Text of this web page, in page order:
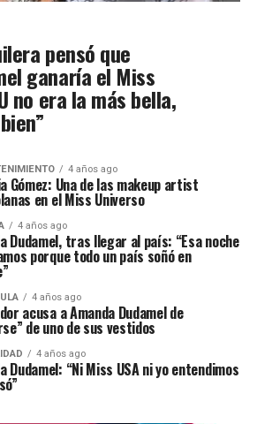
pensó que
ganaría el Miss
no era la más bella,
4 años ago
Gómez: Una de las makeup artist
en el Miss Universo
4 años ago
Dudamel, tras llegar al país: “Esa noche
porque todo un país soñó en
4 años ago
acusa a Amanda Dudamel de
de uno de sus vestidos
4 años ago
Dudamel: “Ni Miss USA ni yo entendimos